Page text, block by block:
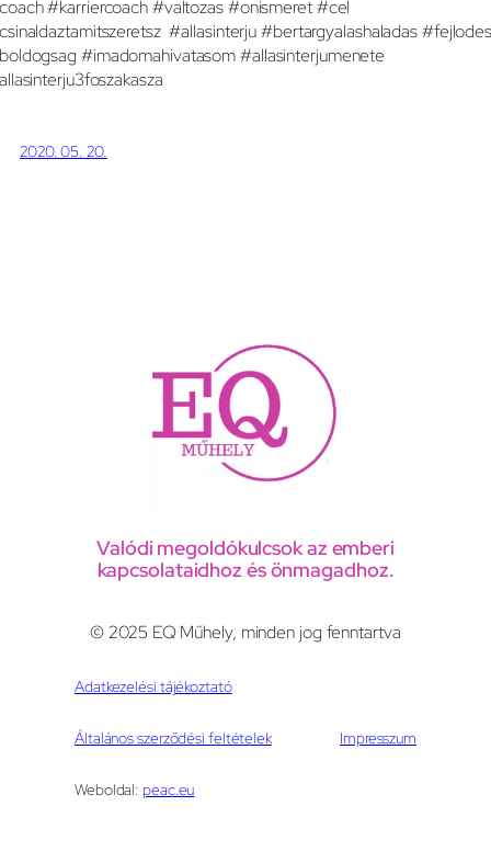
#karriercoach #valtozas #onismeret #cel
#allasinterju #bertargyalashaladas
#imadomahivatasom #allasinterjumenete
2020. 05. 20.
Valódi megoldókulcsok az emberi
kapcsolataidhoz és önmagadhoz.
© 2025 EQ Műhely, minden jog fenntartva
Adatkezelési tájékoztató
Általános szerződési feltételek Impresszum
Weboldal: peac.eu